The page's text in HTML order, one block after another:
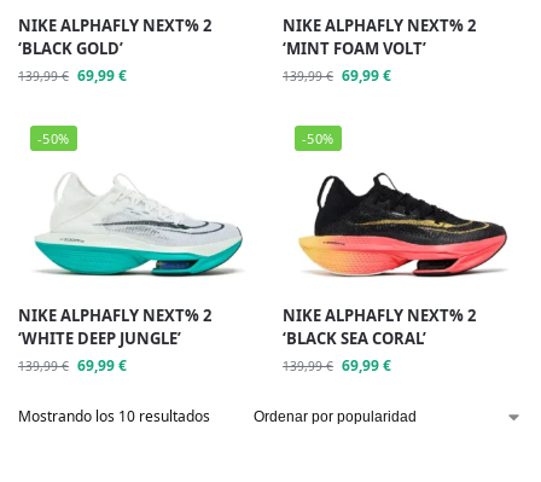
NIKE ALPHAFLY NEXT% 2
‘BLACK GOLD’
139,99€ 69,99€
NIKE ALPHAFLY NEXT% 2
‘MINT FOAM VOLT’
139,99€ 69,99€
-50%
NIKE ALPHAFLY NEXT% 2
‘WHITE DEEP JUNGLE’
139,99€ 69,99€
-50%
NIKE ALPHAFLY NEXT% 2
‘BLACK SEA CORAL’
139,99€ 69,99€
Mostrando los 10 resultados